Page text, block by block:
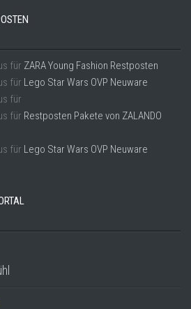
für ZARA Young Fashion Restposten
für Lego Star Wars OVP Neuware
für
für Restposten Pakete von ZALANDO
für Lego Star Wars OVP Neuware